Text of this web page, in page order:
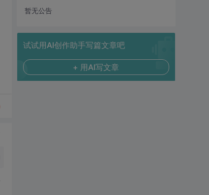
暂无公告
试试用AI创作助手写篇文章吧
+ 用AI写文章